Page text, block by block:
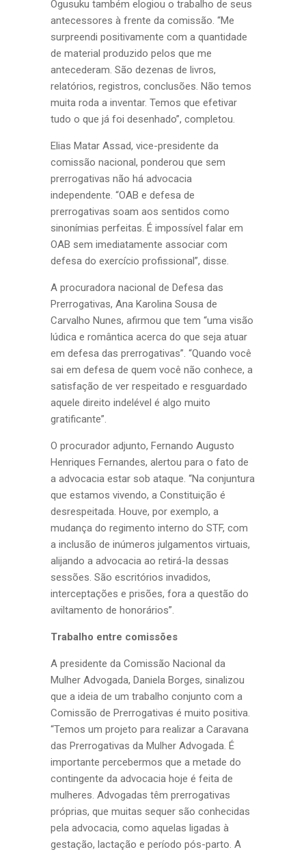
Ogusuku também elogiou o trabalho de seus
antecessores à frente da comissão. “Me
surpreendi positivamente com a quantidade
de material produzido pelos que me
antecederam. São dezenas de livros,
relatórios, registros, conclusões. Não temos
muita roda a inventar. Temos que efetivar
tudo o que já foi desenhado”, completou.
Elias Matar Assad, vice-presidente da
comissão nacional, ponderou que sem
prerrogativas não há advocacia
independente. “OAB e defesa de
prerrogativas soam aos sentidos como
sinonímias perfeitas. É impossível falar em
OAB sem imediatamente associar com
defesa do exercício profissional”, disse.
A procuradora nacional de Defesa das
Prerrogativas, Ana Karolina Sousa de
Carvalho Nunes, afirmou que tem “uma visão
lúdica e romântica acerca do que seja atuar
em defesa das prerrogativas”. “Quando você
sai em defesa de quem você não conhece, a
satisfação de ver respeitado e resguardado
aquele direito indelével é algo muito
gratificante”.
O procurador adjunto, Fernando Augusto
Henriques Fernandes, alertou para o fato de
a advocacia estar sob ataque. “Na conjuntura
que estamos vivendo, a Constituição é
desrespeitada. Houve, por exemplo, a
mudança do regimento interno do STF, com
a inclusão de inúmeros julgamentos virtuais,
alijando a advocacia ao retirá-la dessas
sessões. São escritórios invadidos,
interceptações e prisões, fora a questão do
aviltamento de honorários”.
Trabalho entre comissões
A presidente da Comissão Nacional da
Mulher Advogada, Daniela Borges, sinalizou
que a ideia de um trabalho conjunto com a
Comissão de Prerrogativas é muito positiva.
“Temos um projeto para realizar a Caravana
das Prerrogativas da Mulher Advogada. É
importante percebermos que a metade do
contingente da advocacia hoje é feita de
mulheres. Advogadas têm prerrogativas
próprias, que muitas sequer são conhecidas
pela advocacia, como aquelas ligadas à
gestação, lactação e período pós-parto. A